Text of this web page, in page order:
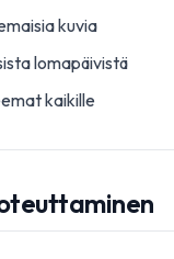
kuvia
lomapäivistä
kaikille